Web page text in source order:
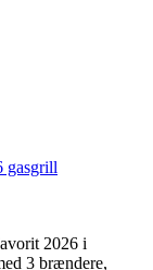
gasgrill
2026 i
3 brændere,